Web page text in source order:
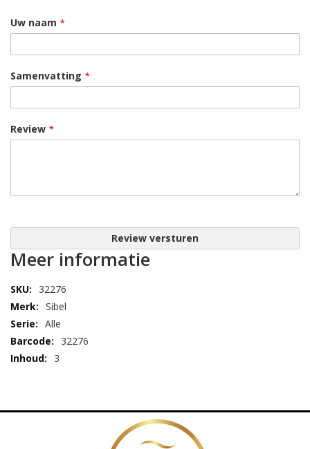
Uw naam
Samenvatting
Review
Review versturen
Meer informatie
32276
Sibel
Alle
32276
3